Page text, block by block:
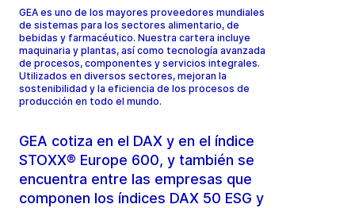
GEA es uno de los mayores proveedores mundiales
de sistemas para los sectores alimentario, de
bebidas y farmacéutico. Nuestra cartera incluye
maquinaria y plantas, así como tecnología avanzada
de procesos, componentes y servicios integrales.
Utilizados en diversos sectores, mejoran la
sostenibilidad y la eficiencia de los procesos de
producción en todo el mundo.
GEA cotiza en el DAX y en el índice
STOXX® Europe 600, y también se
encuentra entre las empresas que
componen los índices DAX 50 ESG y